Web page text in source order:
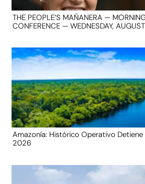
THE PEOPLE’S MAÑANERA —
CONFERENCE — WEDNESDAY,
Amazonía: Histórico Operativo
2026